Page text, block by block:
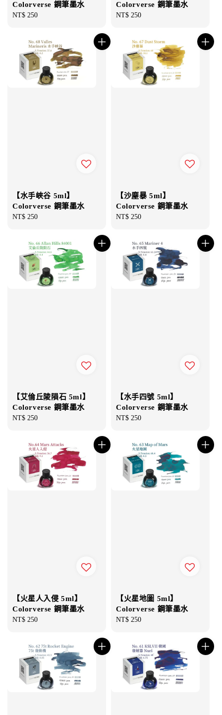
Colorverse 鋼筆墨水
Regular
NT$ 250
Colorverse 鋼筆墨水
Regular
NT$ 250
【水手峽谷 5ml】
Colorverse 鋼筆墨水
Regular
NT$ 250
【沙塵暴 5ml】
Colorverse 鋼筆墨水
Regular
NT$ 250
【艾倫丘陵隕石 5ml】
Colorverse 鋼筆墨水
Regular
NT$ 250
【水手四號 5ml】
Colorverse 鋼筆墨水
Regular
NT$ 250
【火星人入侵 5ml】
Colorverse 鋼筆墨水
Regular
NT$ 250
【火星地圖 5ml】
Colorverse 鋼筆墨水
Regular
NT$ 250